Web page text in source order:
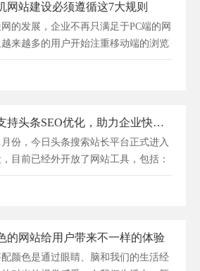
网站建设必须遵循这7大规则
的发展，企业不再只满足于PC端的网
来越多的用户开始注重移动端的浏览
以说......
做网站支持头条SEO优化，助力企业快速布局移动端全网搜索
月份，今日头条搜索站长平台正式进入
目前已经外开放了网站工具，包括：
......
的网站给用户带来不一样的体验
颜色是通过眼睛、脑和我们的生活经